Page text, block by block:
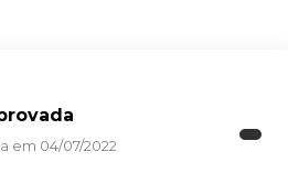
em 04/07/2022